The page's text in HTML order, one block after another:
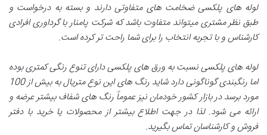
لوله های پلکسی ضخامت های متفاوتی دارند و بسته به درخواست و
طبق نظر مشتری میتواند متفاوت باشد که شرکت پامنار با گرداوری افرادی
کارشناس و با تجربه انتخاب را برای شما راحت تر کرده است.
لوله های پلکسی نسبت به ورق های پلکسی دارای تنوع رنگی کمتری بوده
اما رنگبندی گوناگونی دارد شاید رنگ های این نوع متریال به بیش از 100
مورد برسد در بازار کشور خودمان نیز عموماً رنگ های شفاف بیشتر عرضه و
ارائه می شود. لذا در جهت اطلاع بیشتر از محصولات یا خرید با دفتر
فروش و کارشناسان تماس بگیرید.